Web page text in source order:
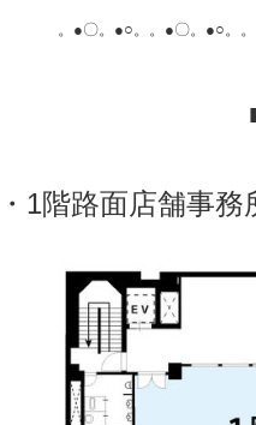
。●〇。●○。 。●〇。●○。
・1階路面店舗事